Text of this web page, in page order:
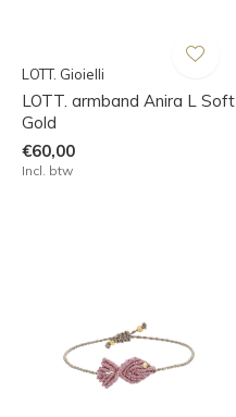
LOTT. Gioielli
LOTT. armband Anira L Soft
Gold
€60,00
Incl. btw